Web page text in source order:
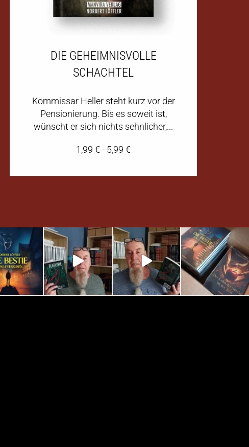
DIE GEHEIMNISVOLLE
SCHACHTEL
Kommissar Heller steht kurz vor der
Pensionierung. Bis es soweit ist,
wünscht er sich nichts sehnlicher,...
1,99€- 5,99€